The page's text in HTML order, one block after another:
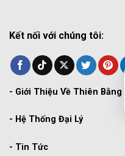
Kết nối với chúng tôi:
- Giới Thiệu Về Thiên Bằng
- Hệ Thống Đại Lý
- Tin Tức